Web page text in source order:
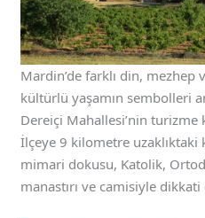
Mardin’de farklı din, mezhep
kültürlü yaşamın sembolleri
Dereiçi Mahallesi’nin turizme
İlçeye 9 kilometre uzaklıktaki
mimari dokusu, Katolik,
manastırı ve camisiyle dikkati